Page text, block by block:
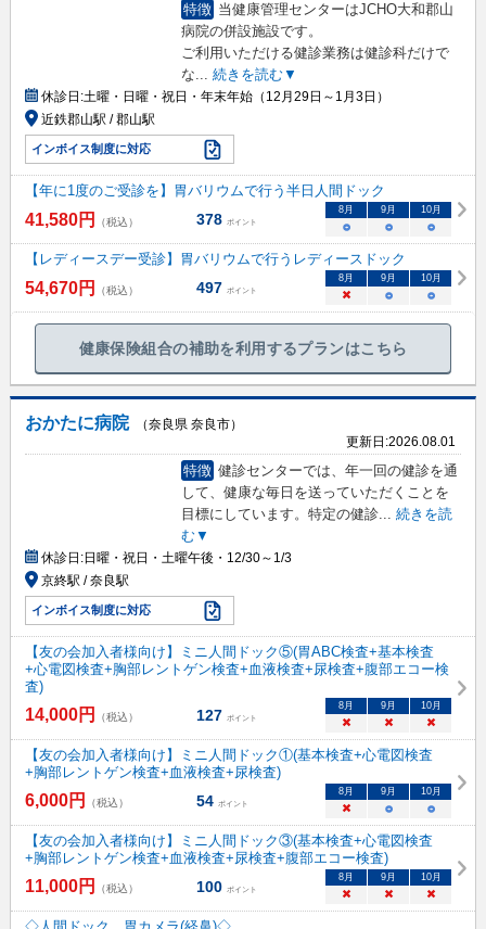
特徴 当健康管理センターはJCHO大和郡山
病院の併設施設です。
ご利用いただける健診業務は健診科だけで
な... 続きを読む▼
休診日:土曜・日曜・祝日・年末年始（12月29日～1月3日）
近鉄郡山駅 / 郡山駅
インボイス制度に対応
【年に1度のご受診を】胃バリウムで行う半日人間ドック
41,580円 （税込） 378 ポイント
8月 9月 10月
○ ○ ○
【レディースデー受診】胃バリウムで行うレディースドック
54,670円 （税込） 497 ポイント
8月 9月 10月
× ○ ○
健康保険組合の補助を利用するプランはこちら
おかたに病院
（奈良県 奈良市）
更新日:2026.08.01
特徴 健診センターでは、年一回の健診を通
して、健康な毎日を送っていただくことを
目標にしています。特定の健診...
続きを読
む▼
休診日:日曜・祝日・土曜午後・12/30～1/3
京終駅 / 奈良駅
インボイス制度に対応
【友の会加入者様向け】ミニ人間ドック⑤(胃ABC検査+基本検査
+心電図検査+胸部レントゲン検査+血液検査+尿検査+腹部エコー検
査)
14,000円 （税込） 127 ポイント
8 月 9 月 10月
× × ×
【友の会加入者様向け】ミニ人間ドック①(基本検査+心電図検査
+胸部レントゲン検査+血液検査+尿検査)
6,000円 （税込） 54 ポイント
8 月 9 月 10月
× ○ ○
【友の会加入者様向け】ミニ人間ドック③(基本検査+心電図検査
+胸部レントゲン検査+血液検査+尿検査+腹部エコー検査)
11,000円 （税込） 100 ポイント
8 月 9 月 10月
× × ×